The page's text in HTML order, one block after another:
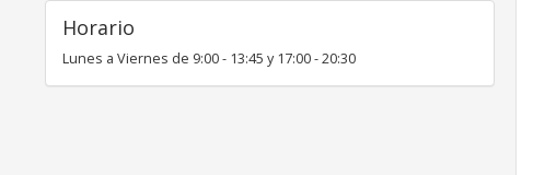
Horario
Lunes a Viernes de 9:00 - 13:45 y 17:00 - 20:30